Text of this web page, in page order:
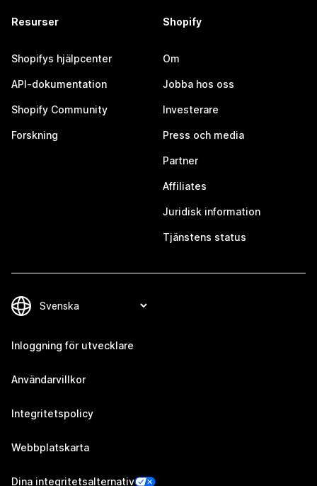
Resurser
Shopifys hjälpcenter
API-dokumentation
Shopify Community
Forskning
Shopify
Om
Jobba hos oss
Investerare
Press och media
Partner
Affiliates
Juridisk information
Tjänstens status
Inloggning för utvecklare
Användarvillkor
Integritetspolicy
Webbplatskarta
Dina integritetsalternativ